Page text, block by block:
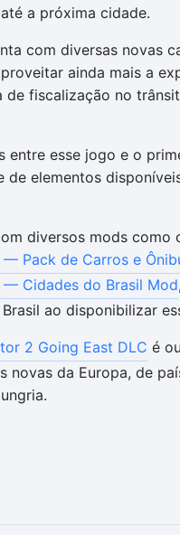
a próxima cidade.
com diversas novas
ainda mais a
de fiscalização no
entre esse jogo e o
de elementos
diversos mods como
Pack de Carros e
— Cidades do Brasil Mod
ao disponibilizar
2 Going East DLC é
novas da Europa, de